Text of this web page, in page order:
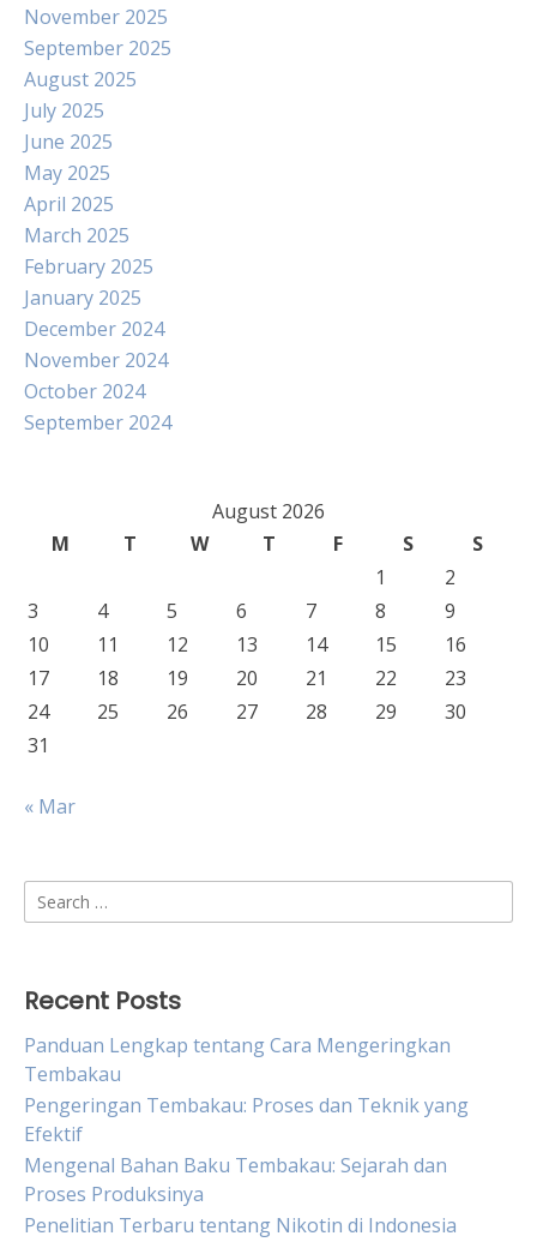
November 2025
September 2025
August 2025
July 2025
June 2025
May 2025
April 2025
March 2025
February 2025
January 2025
December 2024
November 2024
October 2024
September 2024
August 2026
M
T W T F S
S
1
2
3
4 5 6 7 8
9
10
11 12 13 14 15
16
17
18 19 20 21 22
23
24
25 26 27 28 29
30
31
« Mar
Search
for:
Recent Posts
Panduan Lengkap tentang Cara Mengeringkan
Tembakau
Pengeringan Tembakau: Proses dan Teknik yang
Efektif
Mengenal Bahan Baku Tembakau: Sejarah dan
Proses Produksinya
Penelitian Terbaru tentang Nikotin di Indonesia